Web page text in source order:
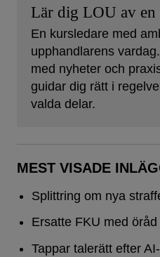
Lär dig LOU av en
En kursledare med
upphandlarens
med nyheter och
guidar dig rätt i
valda delar.
MEST VISADE
Splittring om nya
Ersatte FKU med öråd
Tappar talerätt efter